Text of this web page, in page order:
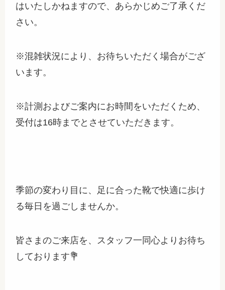
はいたしかねますので、あらかじめご了承くだ
さい。
※混雑状況により、お待ちいただく場合がござ
います。
※計測およびご案内にお時間をいただくため、
受付は16時までとさせていただきます。
季節の変わり目に、足に合った靴で快適に歩け
る毎日を過ごしませんか。
皆さまのご来店を、スタッフ一同心よりお待ち
しております💐